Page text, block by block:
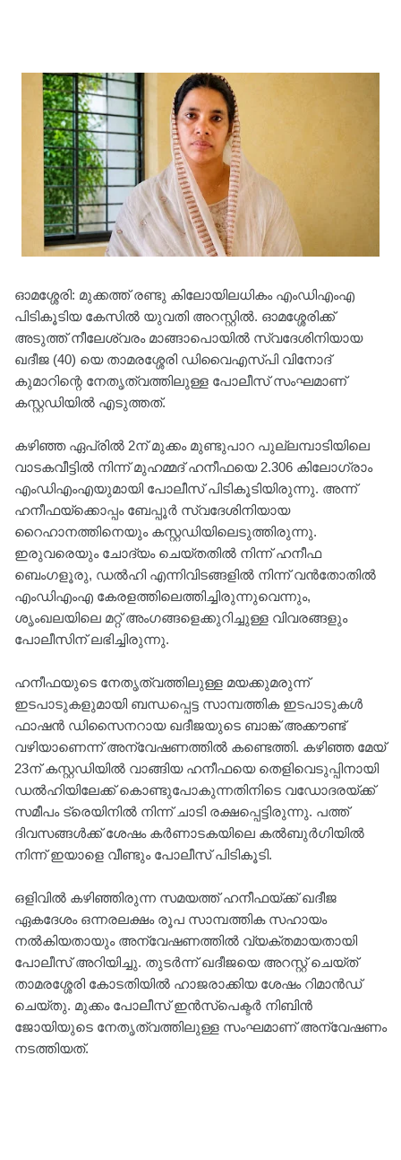
ഓമശ്ശേരി: മുക്കത്ത് രണ്ടു കിലോയിലധികം എംഡിഎംഎ
പിടികൂടിയ കേസിൽ യുവതി അറസ്റ്റിൽ. ഓമശ്ശേരിക്ക്
അടുത്ത് നീലേശ്വരം മാങ്ങാപൊയിൽ സ്വദേശിനിയായ
ഖദീജ (40) യെ താമരശ്ശേരി ഡിവൈഎസ്പി വിനോദ്
കുമാറിന്റെ നേതൃത്വത്തിലുള്ള പോലീസ് സംഘമാണ്
കസ്റ്റഡിയിൽ എടുത്തത്.
കഴിഞ്ഞ ഏപ്രിൽ 2ന് മുക്കം മുണ്ടുപാറ പുല്ലമ്പാടിയിലെ
വാടകവീട്ടിൽ നിന്ന് മുഹമ്മദ് ഹനീഫയെ 2.306 കിലോഗ്രാം
എംഡിഎംഎയുമായി പോലീസ് പിടികൂടിയിരുന്നു. അന്ന്
ഹനീഫയ്‌ക്കൊപ്പം ബേപ്പൂർ സ്വദേശിനിയായ
റൈഹാനത്തിനെയും കസ്റ്റഡിയിലെടുത്തിരുന്നു.
ഇരുവരെയും ചോദ്യം ചെയ്തതിൽ നിന്ന് ഹനീഫ
ബെംഗളൂരു, ഡൽഹി എന്നിവിടങ്ങളിൽ നിന്ന് വൻതോതിൽ
എംഡിഎംഎ കേരളത്തിലെത്തിച്ചിരുന്നുവെന്നും,
ശൃംഖലയിലെ മറ്റ് അംഗങ്ങളെക്കുറിച്ചുള്ള വിവരങ്ങളും
പോലീസിന് ലഭിച്ചിരുന്നു.
ഹനീഫയുടെ നേതൃത്വത്തിലുള്ള മയക്കുമരുന്ന്
ഇടപാടുകളുമായി ബന്ധപ്പെട്ട സാമ്പത്തിക ഇടപാടുകൾ
ഫാഷൻ ഡിസൈനറായ ഖദീജയുടെ ബാങ്ക് അക്കൗണ്ട്
വഴിയാണെന്ന് അന്വേഷണത്തിൽ കണ്ടെത്തി. കഴിഞ്ഞ മേയ്
23ന് കസ്റ്റഡിയിൽ വാങ്ങിയ ഹനീഫയെ തെളിവെടുപ്പിനായി
ഡൽഹിയിലേക്ക് കൊണ്ടുപോകുന്നതിനിടെ വഡോദരയ്ക്ക്
സമീപം ട്രെയിനിൽ നിന്ന് ചാടി രക്ഷപ്പെട്ടിരുന്നു. പത്ത്
ദിവസങ്ങൾക്ക് ശേഷം കർണാടകയിലെ കൽബുർഗിയിൽ
നിന്ന് ഇയാളെ വീണ്ടും പോലീസ് പിടികൂടി.
ഒളിവിൽ കഴിഞ്ഞിരുന്ന സമയത്ത് ഹനീഫയ്ക്ക് ഖദീജ
ഏകദേശം ഒന്നരലക്ഷം രൂപ സാമ്പത്തിക സഹായം
നൽകിയതായും അന്വേഷണത്തിൽ വ്യക്തമായതായി
പോലീസ് അറിയിച്ചു. തുടർന്ന് ഖദീജയെ അറസ്റ്റ് ചെയ്ത്
താമരശ്ശേരി കോടതിയിൽ ഹാജരാക്കിയ ശേഷം റിമാൻഡ്
ചെയ്തു. മുക്കം പോലീസ് ഇൻസ്പെക്ടർ നിബിൻ
ജോയിയുടെ നേതൃത്വത്തിലുള്ള സംഘമാണ് അന്വേഷണം
നടത്തിയത്.